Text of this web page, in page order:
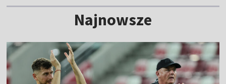
Najnowsze